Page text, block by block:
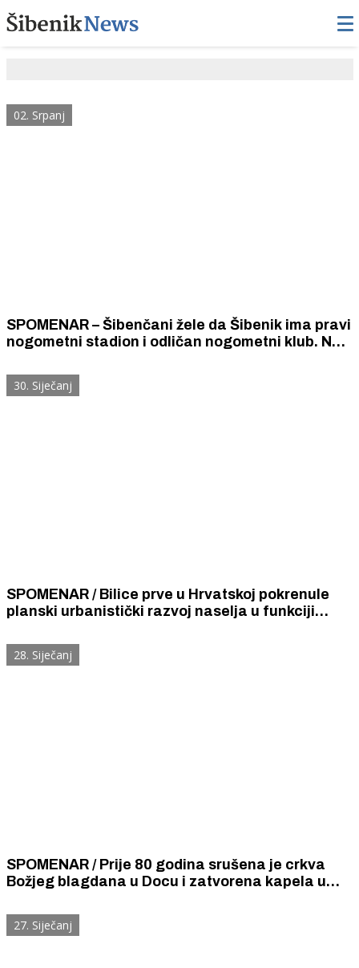
02. Srpanj
SPOMENAR – Šibenčani žele da Šibenik ima pravi
nogometni stadion i odličan nogometni klub. Na
nekoliko tisuća Šibenčanki i Šibenčana.
30. Siječanj
SPOMENAR / Bilice prve u Hrvatskoj pokrenule
planski urbanistički razvoj naselja u funkciji
jezera.
28. Siječanj
SPOMENAR / Prije 80 godina srušena je crkva
Božjeg blagdana u Docu i zatvorena kapela u
spasiti kip Srca Isusova i sliku sv. Josipa.
27. Siječanj